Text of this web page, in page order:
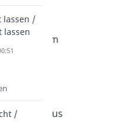
Komma
Praktikum
Lkw
von Globus
lassen /
lassen
/